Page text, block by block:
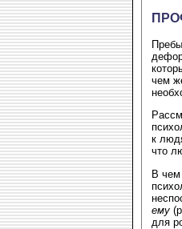
чем
к
что
В чем
ему
для